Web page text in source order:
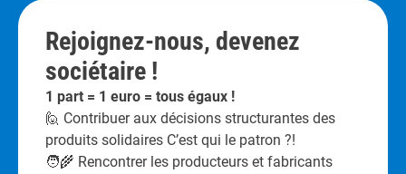
ME CONNECTER / ADHÉRER
Rejoignez-nous, devenez
sociétaire !
1 part = 1 euro = tous égaux !
🙋 Contribuer aux décisions structurantes des
produits solidaires C’est qui le patron ?!
🧑‍🌾 Rencontrer les producteurs et fabricants